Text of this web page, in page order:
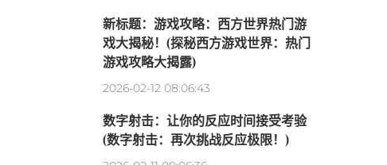
新标题：游戏攻略：西方世界热门游
戏大揭秘！(探秘西方游戏世界：热门
游戏攻略大揭露)
2026-02-12 08:06:43
数字射击：让你的反应时间接受考验
(数字射击：再次挑战反应极限！)